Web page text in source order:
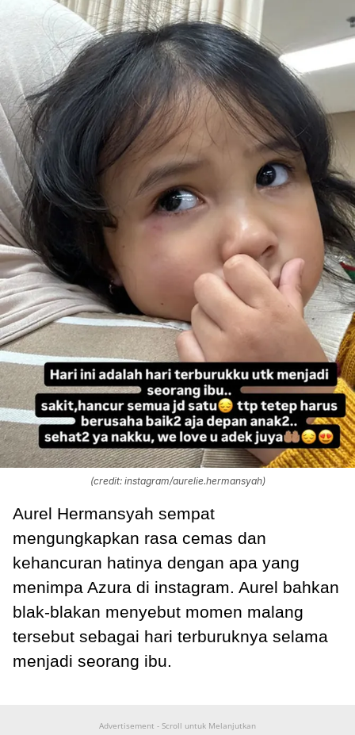
(credit: instagram/aurelie.hermansyah)
Aurel Hermansyah sempat
mengungkapkan rasa cemas dan
kehancuran hatinya dengan apa yang
menimpa Azura di instagram. Aurel bahkan
blak-blakan menyebut momen malang
tersebut sebagai hari terburuknya selama
menjadi seorang ibu.
Advertisement - Scroll untuk Melanjutkan